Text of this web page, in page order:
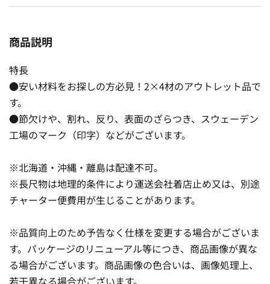
商品説明
特長
●安い材料をお探しの方必見！2×4材のアウトレット品で
す。
●節欠けや、割れ、反り、表面のざらつき、スウェーデン
工場のマーク（印字）などがございます。
※北海道・沖縄・離島は配達不可。
※長尺物は地理的条件により運送会社着店止め又は、別途
チャーター便費用が生じることがあります。
※品質向上のため予告なく仕様を変更する場合がございま
す。パッケージのリニューアル等につき、商品画像が異な
る場合がございます。商品画像の色合いは、画像処理上、
若干異なる場合がございます。